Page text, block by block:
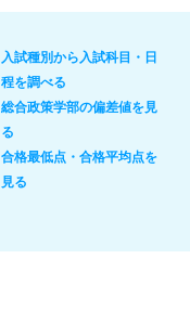
入試種別から入試科目・日
程を調べる
総合政策学部の偏差値を見
る
合格最低点・合格平均点を
見る